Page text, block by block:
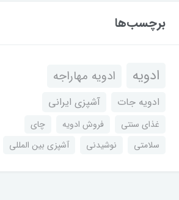
برچسب‌ها
ادویه ادویه مهاراجه
ادویه جات آشپزی ایرانی
غذای سنتی فروش ادویه
چای
سلامتی
نوشیدنی آشپزی بین المللی